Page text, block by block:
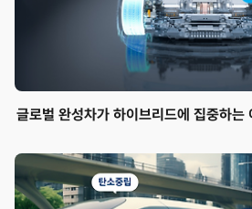
글로벌 완성차가 하이브리드에 집중하는